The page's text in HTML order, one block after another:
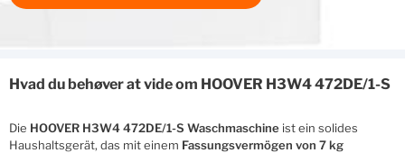
Hvad du behøver at vide om HOOVER H3W4 472DE/1-S
Die HOOVER H3W4 472DE/1-S Waschmaschine ist ein solides
Haushaltsgerät, das mit einem Fassungsvermögen von 7 kg